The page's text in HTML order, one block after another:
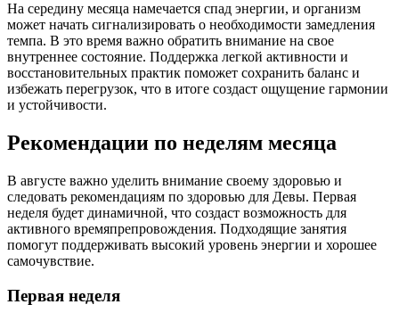
На середину месяца намечается спад энергии, и организм
может начать сигнализировать о необходимости замедления
темпа. В это время важно обратить внимание на свое
внутреннее состояние. Поддержка легкой активности и
восстановительных практик поможет сохранить баланс и
избежать перегрузок, что в итоге создаст ощущение гармонии
и устойчивости.
Рекомендации по неделям месяца
В августе важно уделить внимание своему здоровью и
следовать рекомендациям по здоровью для Девы. Первая
неделя будет динамичной, что создаст возможность для
активного времяпрепровождения. Подходящие занятия
помогут поддерживать высокий уровень энергии и хорошее
самочувствие.
Первая неделя